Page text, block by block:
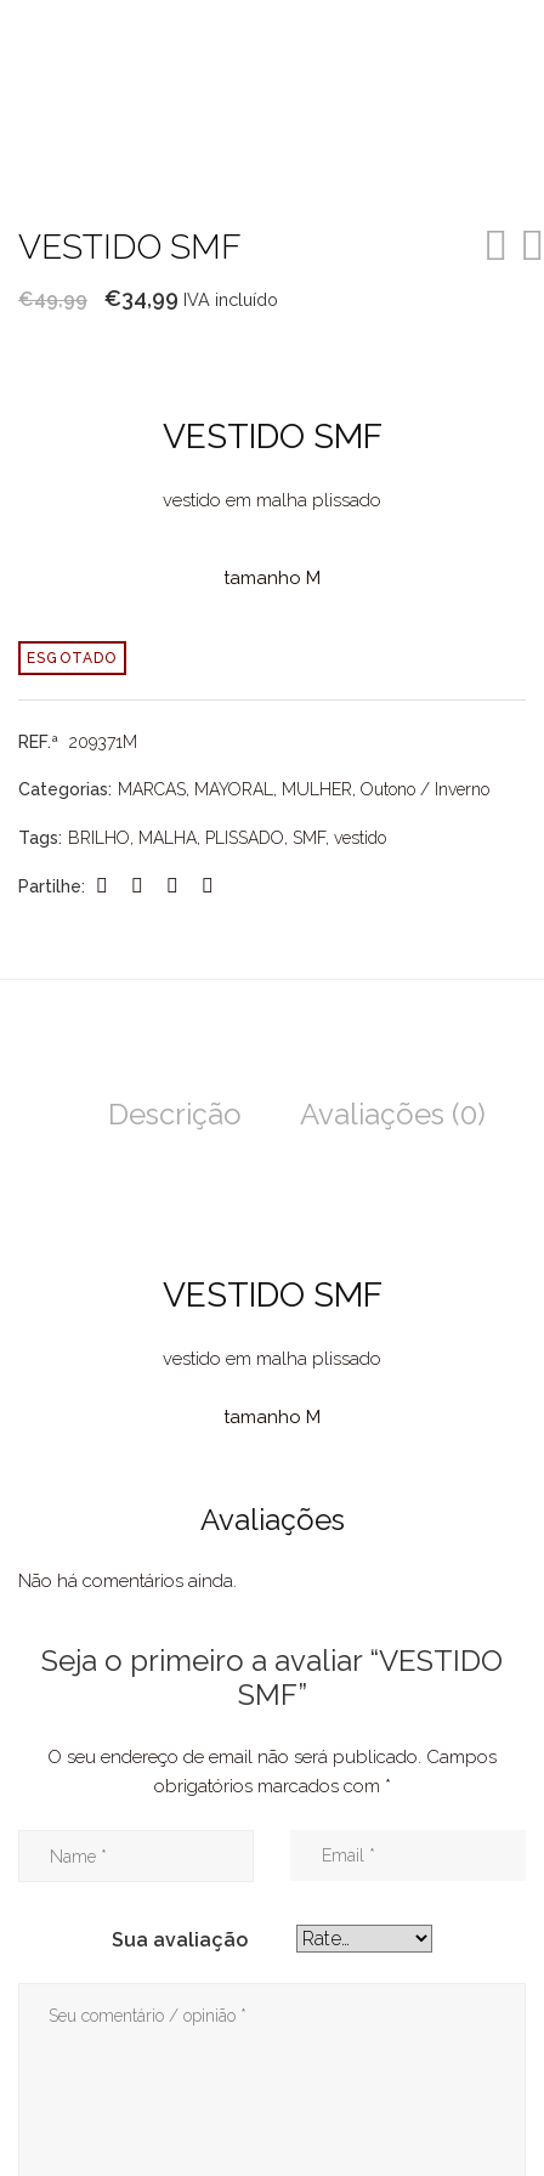
VESTIDO SMF
€49,99
O
€49,99.
€34,99 O
€34,99.
IVA incluído
VESTIDO SMF
vestido em malha plissado
tamanho M
ESGOTADO
REF.ª 209371M
Categorias: MARCAS, MAYORAL, MULHER, Outono / Inverno
Tags: BRILHO, MALHA, PLISSADO, SMF, vestido
Partilhe:
Descrição Avaliações (0)
VESTIDO SMF
vestido em malha plissado
tamanho M
Avaliações
Não há comentários ainda.
Seja o primeiro a avaliar “VESTIDO
SMF”
O seu endereço de email não será publicado. Campos
obrigatórios marcados com *
Sua avaliação